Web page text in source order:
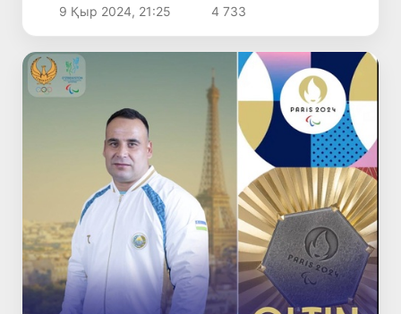
9 Қыр 2024, 21:25 4 733